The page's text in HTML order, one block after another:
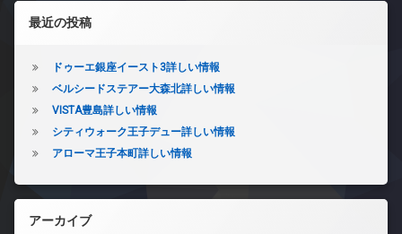
左サイドバー
最近の投稿
ドゥーエ銀座イースト3詳しい情報
ベルシードステアー大森北詳しい情報
VISTA豊島詳しい情報
シティウォーク王子デュー詳しい情報
アローマ王子本町詳しい情報
アーカイブ